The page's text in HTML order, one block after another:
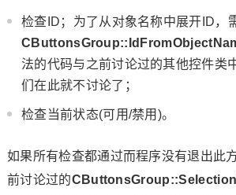
检查ID；为了从对象名称中展开ID，
法的代码与之前讨论过的其他控件类
们在此就不讨论了；
检查当前状态(可用/禁用)。
如果所有检查都通过而程序没有退出此
前讨论过的